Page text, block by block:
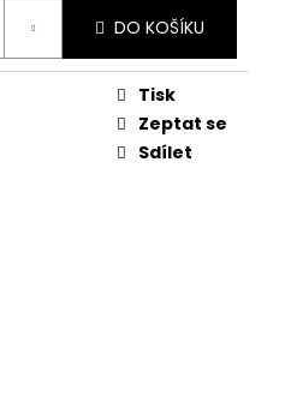
DO KOŠÍKU
Tisk
Zeptat se
Sdílet